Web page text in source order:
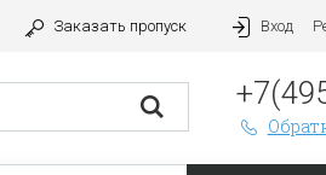
Заказать пропуск Вход